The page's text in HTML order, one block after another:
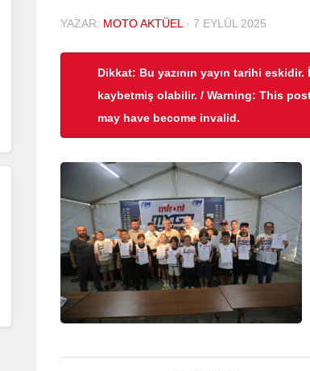
YAZAR: MOTO AKTÜEL · 7 EYLÜL 2025
Dikkat: Bu yazının yayın tarihi
kaybetmiş olabilir. / Warning: This
may have become invalid.